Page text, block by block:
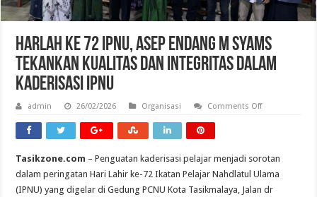
Harlah Ke 72 IPNU, Asep Endang M Syams
Tekankan Kualitas dan Integritas dalam
Kaderisasi IPNU
admin 26/02/2026 Organisasi Comments Offon
Endang
Syams
Tekankan
Tasikzone.com – Penguatan kaderisasi pelajar menjadi sorotan
dalam peringatan Hari Lahir ke-72 Ikatan Pelajar Nahdlatul Ulama
(IPNU) yang digelar di Gedung PCNU Kota Tasikmalaya, Jalan dr